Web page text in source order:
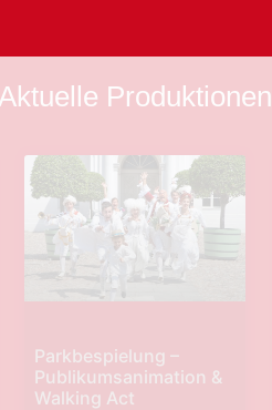
Aktuelle Produktionen
Parkbespielung –
Publikumsanimation &
Walking Act